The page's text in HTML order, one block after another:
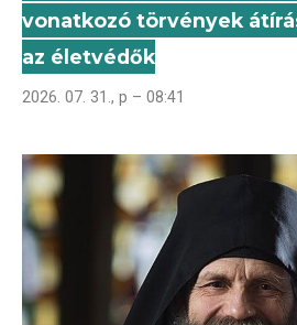
vonatkozó törvények
az életvédők
2026. 07. 31., p – 08:41